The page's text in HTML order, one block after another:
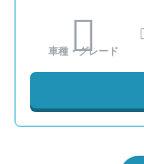
車種・グレード